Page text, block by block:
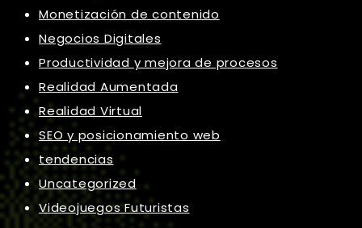
Monetización de contenido
Negocios Digitales
Productividad y mejora de procesos
Realidad Aumentada
Realidad Virtual
SEO y posicionamiento web
tendencias
Uncategorized
Videojuegos Futuristas